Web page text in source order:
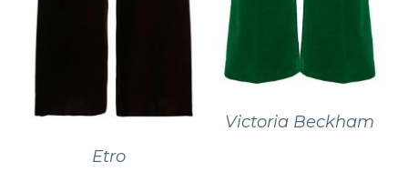
Etro
Victoria Beckham